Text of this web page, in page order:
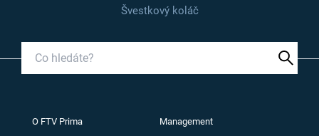
Švestkový koláč
O FTV Prima Management